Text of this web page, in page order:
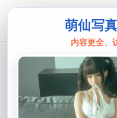
萌仙写
内容更全、
柳郁子怎么不
合集